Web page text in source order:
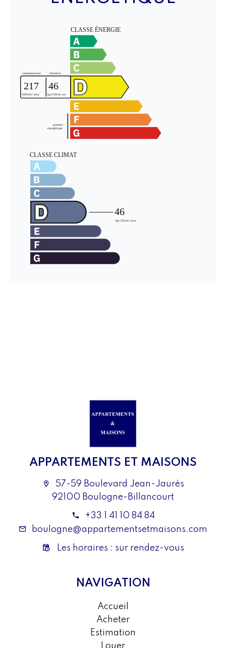
APPARTEMENTS ET MAISONS
57-59 Boulevard Jean-Jaurès
92100 Boulogne-Billancourt
+33 1 41 10 84 84
boulogne@appartementsetmaisons.com
Les horaires : sur rendez-vous
NAVIGATION
Accueil
Acheter
Estimation
Louer